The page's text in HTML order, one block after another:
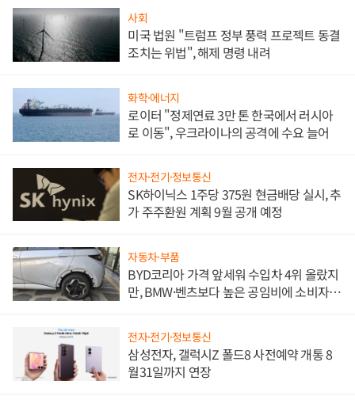
사회
미국 법원 "트럼프 정부 풍력 프로젝트 동결
조치는 위법", 해제 명령 내려
화학·에너지
로이터 "정제연료 3만 톤 한국에서 러시아
로 이동", 우크라이나의 공격에 수요 늘어
전자·전기·정보통신
SK하이닉스 1주당 375원 현금배당 실시, 추
가 주주환원 계획 9월 공개 예정
자동차·부품
BYD코리아 가격 앞세워 수입차 4위 올랐지
만, BMW·벤츠보다 높은 공임비에 소비자
전자·전기·정보통신
삼성전자, 갤럭시Z 폴드8 사전예약 개통 8
월31일까지 연장